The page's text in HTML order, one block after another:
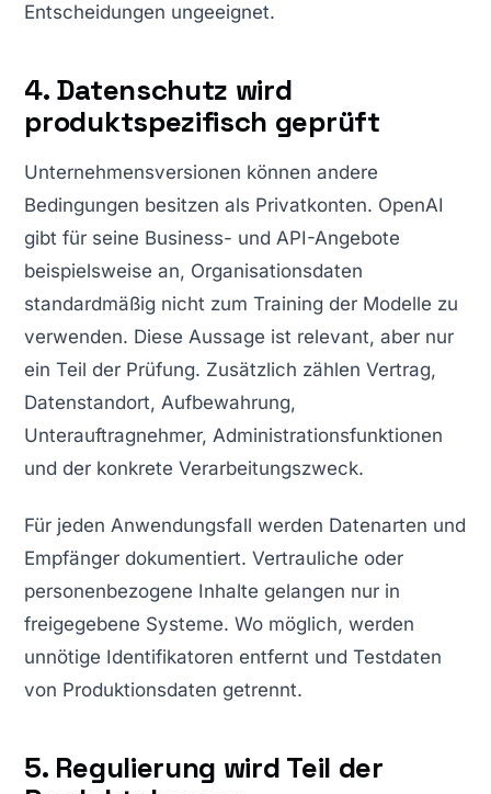
Entscheidungen ungeeignet.
4. Datenschutz wird
produktspezifisch geprüft
Unternehmensversionen können andere
Bedingungen besitzen als Privatkonten. OpenAI
gibt für seine Business- und API-Angebote
beispielsweise an, Organisationsdaten
standardmäßig nicht zum Training der Modelle zu
verwenden. Diese Aussage ist relevant, aber nur
ein Teil der Prüfung. Zusätzlich zählen Vertrag,
Datenstandort, Aufbewahrung,
Unterauftragnehmer, Administrationsfunktionen
und der konkrete Verarbeitungszweck.
Für jeden Anwendungsfall werden Datenarten und
Empfänger dokumentiert. Vertrauliche oder
personenbezogene Inhalte gelangen nur in
freigegebene Systeme. Wo möglich, werden
unnötige Identifikatoren entfernt und Testdaten
von Produktionsdaten getrennt.
5. Regulierung wird Teil der